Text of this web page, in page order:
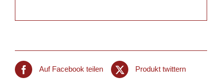
Auf Facebook teilen Produkt twittern